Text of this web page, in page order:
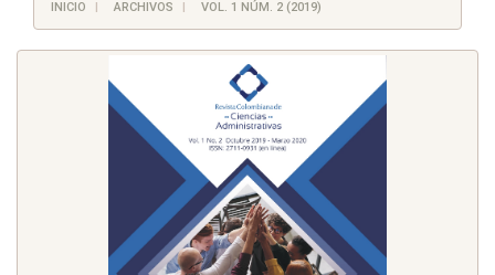
INICIO ARCHIVOS VOL. 1 NÚM. 2 (2019)